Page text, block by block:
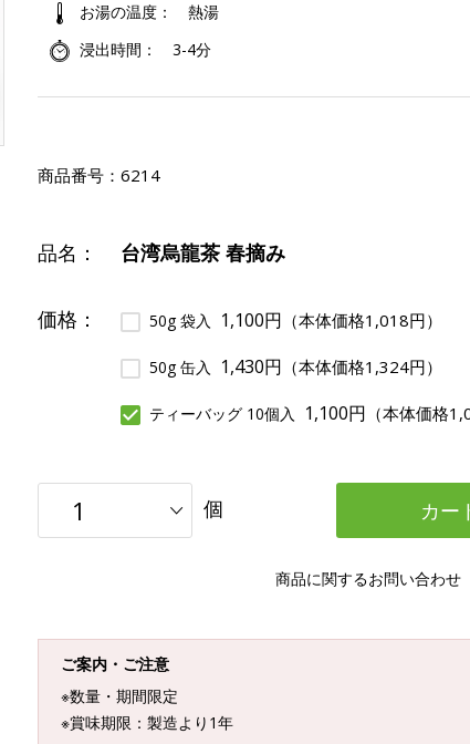
お湯の温度
熱湯
浸出時間
3-4分
商品番号： 6214
品名： 台湾烏龍茶 春摘み
価格： 50g 袋入 1,100円 （本体価格1,018円）
50g 缶入 1,430円 （本体価格1,324円）
ティーバッグ 10個入 1,100円 （本体価格
個 カー
商品に関するお問い合わせ
ご案内・ご注意
※数量・期間限定
※賞味期限：製造より1年